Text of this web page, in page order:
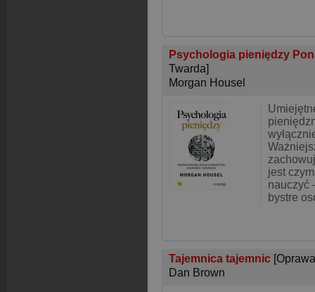
Psychologia pieniędzy
Twarda]
Morgan Housel
jest
nauczyć
bystre
Tajemnica tajemnic
Dan Brown